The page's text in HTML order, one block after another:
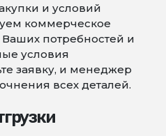
и условий
коммерческое
потребностей и
условия
заявку, и менеджер
всех деталей.